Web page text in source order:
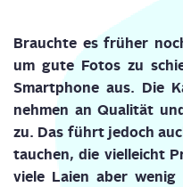
Brauchte es frü­her
um gute Fotos zu
Smart­phone aus. Die
neh­men an Qua­li­tät
zu. Das führt jedoch
tau­chen, die viel­leicht
vie­le Lai­enaber wenig